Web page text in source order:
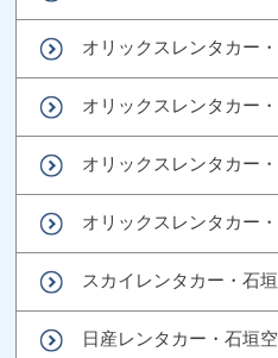
オリックスレンタカー
オリックスレンタカー
オリックスレンタカー
オリックスレンタカー
スカイレンタカー・石
日産レンタカー・石垣